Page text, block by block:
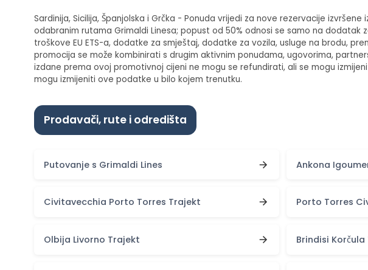
Sardinija, Sicilija, Španjolska i Grčka - Ponuda vrijedi za nove rezervacije
odabranim rutama Grimaldi Linesa; popust od 50% odnosi se samo na dodatak
troškove EU ETS-a, dodatke za smještaj, dodatke za vozila, usluge na brodu,
promocija se može kombinirati s drugim aktivnim ponudama, ugovorima,
izdane prema ovoj promotivnoj cijeni ne mogu se refundirati, ali se mogu
mogu izmijeniti ove podatke u bilo kojem trenutku.
Prodavači, rute i odredišta
Putovanje s Grimaldi Lines Ankona
Civitavecchia Porto Torres Trajekt Porto Torres
Olbija Livorno Trajekt Brindisi